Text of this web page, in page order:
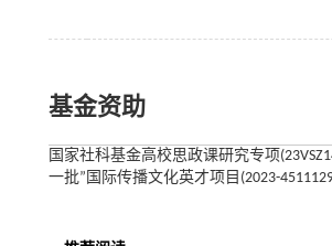
基金资助
国家社科基金高校思政课研究专项
一批”国际传播文化英才项目(2023-